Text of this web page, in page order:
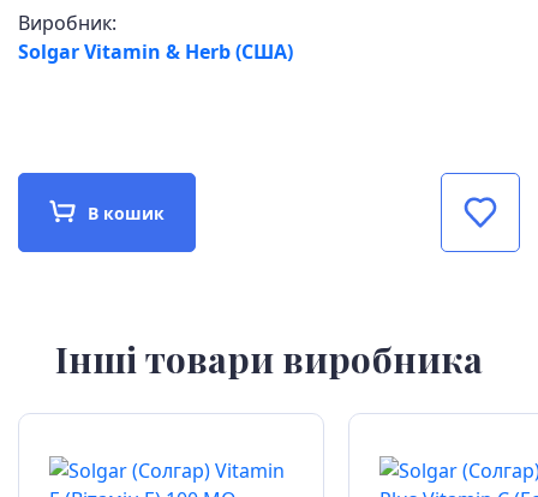
Виробник:
Solgar Vitamin & Herb (США)
В кошик
Інші товари виробника